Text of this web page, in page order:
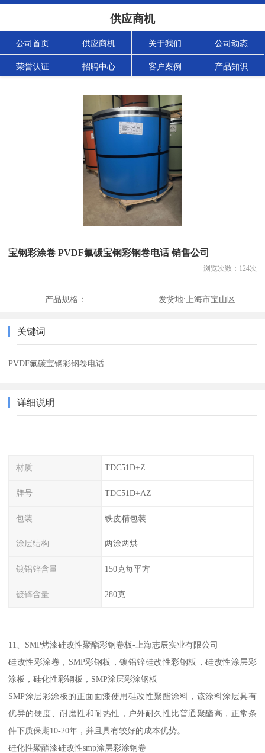
供应商机
公司首页 供应商机 关于我们 公司动态
荣誉认证 招聘中心 客户案例 产品知识
宝钢彩涂卷 PVDF氟碳宝钢彩钢卷电话 销售公司
浏览次数： 124次
产品规格： 发货地: 上海市宝山区
关键词
PVDF氟碳宝钢彩钢卷电话
详细说明
材质 TDC51D+Z
牌号 TDC51D+AZ
包装 铁皮精包装
涂层结构 两涂两烘
镀铝锌含量 150克每平方
镀锌含量 280克
11、SMP烤漆硅改性聚酯彩钢卷板-上海志辰实业有限公司
硅改性彩涂卷，SMP彩钢板，镀铝锌硅改性彩钢板，硅改性涂层彩
涂板，硅化性彩钢板，SMP涂层彩涂钢板
SMP涂层彩涂板的正面面漆使用硅改性聚酯涂料，该涂料涂层具有
优异的硬度、耐磨性和耐热性，户外耐久性比普通聚酯高，正常条
件下质保期10-20年，并且具有较好的成本优势。
硅化性聚酯漆硅改性smp涂层彩涂钢卷